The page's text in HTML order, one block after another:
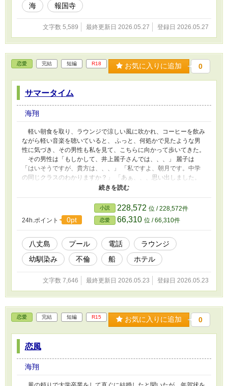
海
報国寺
文字数 5,589 最終更新日 2026.05.27 登録日 2026.05.27
恋愛 完結 短編 R18 お気に入りに追加 0
サマータイム
海翔
軽い朝食を取り、ラウンジで涼しい風に吹かれ、コーヒーを飲み
ながら軽い音楽を聴いていると、 ふっと、何処かで見たような男
性に気づき、その男性も私を見て、こちらに向かって歩いてきた。
その男性は「もしかして、井上麗子さんでは、、、」 麗子は
「はいそうですが、貴方は、、、」 「私ですよ、朝月です。中学
の同じクラスのわかりますか？」 「あぁ、、、思い出しました。
私の隣に座っていた朗さんですか？お久しぶり、、、どうしてこの
日、夫とここに来たんですが夫が緊急のようで今日の朝にここを立
ってしまい、一人残されている状態なんです。
24h.ポイント
0pt
小説 228,572 位 / 228,572件
恋愛 66,310 位 / 66,310件
八丈島 プール 電話
ラウンジ
幼馴染み
不倫 船 ホテル
文字数 7,646 最終更新日 2026.05.23 登録日 2026.05.23
恋愛 完結 短編 R15 お気に入りに追加 0
恋風
海翔